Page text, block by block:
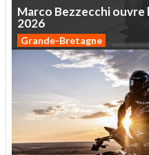
Marco Bezzecchiouvre
2026
Grande-Bretagne